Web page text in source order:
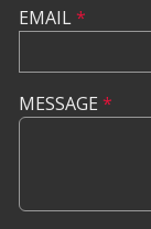
EMAIL*
MESSAGE *